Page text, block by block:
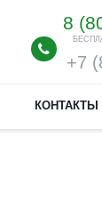
8
+7
КОНТАКТЫ